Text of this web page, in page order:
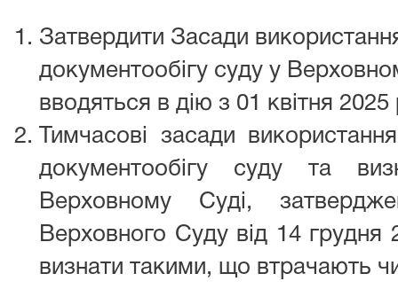
Затвердити Засади
документообігу суду у
вводяться в дію з 01 квітня 2025
Тимчасові засади
документообігу суду та
Верховному Суді,
Верховного Суду від 14
визнати такими, що втрачають